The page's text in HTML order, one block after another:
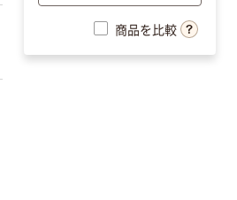
商品を比較